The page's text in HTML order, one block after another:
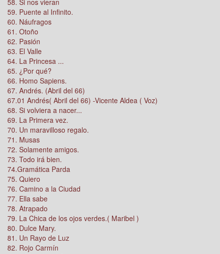
58. Si nos vieran
59. Puente al Infinito.
60. Náufragos
61. Otoño
62. Pasión
63. El Valle
64. La Princesa ...
65. ¿Por qué?
66. Homo Sapiens.
67. Andrés. (Abril del 66)
67.01 Andrés( Abril del 66) -Vicente Aldea ( Voz)
68. Si volviera a nacer...
69. La Primera vez.
70. Un maravilloso regalo.
71. Musas
72. Solamente amigos.
73. Todo irá bien.
74.Gramática Parda
75. Quiero
76. Camino a la Ciudad
77. Ella sabe
78. Atrapado
79. La Chica de los ojos verdes.( Maribel )
80. Dulce Mary.
81. Un Rayo de Luz
82. Rojo Carmín